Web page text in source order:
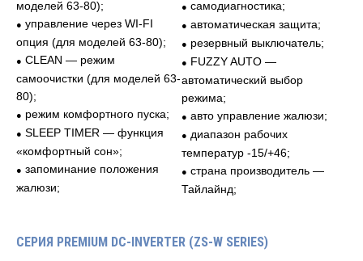
моделей 63-80);
● управление через WI-FI
опция (для моделей 63-80);
● CLEAN — режим
самоочистки (для моделей 63-
80);
● режим комфортного пуска;
● SLEEP TIMER — функция
«комфортный сон»;
● запоминание положения
жалюзи;
● самодиагностика;
● автоматическая защита;
● резервный выключатель;
● FUZZY AUTO —
автоматический выбор
режима;
● авто управление жалюзи;
● диапазон рабочих
температур -15/+46;
● страна производитель —
Тайлайнд;
СЕРИЯ PREMIUM DC-INVERTER (ZS-W SERIES)